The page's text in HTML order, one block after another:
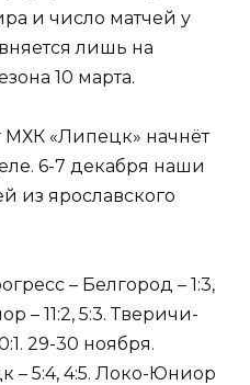
и число матчей у
лишь на
10 марта.
«Липецк» начнёт
6-7 декабря наши
из ярославского
– Белгород – 1:3,
– 11:2, 5:3. Тверичи-
29-30 ноября.
– 5:4, 4:5. Локо-Юниор